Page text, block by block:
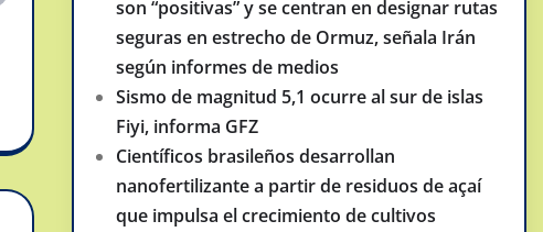
son “positivas” y se centran en designar rutas
seguras en estrecho de Ormuz, señala Irán
según informes de medios
Sismo de magnitud 5,1 ocurre al sur de islas
Fiyi, informa GFZ
Científicos brasileños desarrollan
nanofertilizante a partir de residuos de açaí
que impulsa el crecimiento de cultivos